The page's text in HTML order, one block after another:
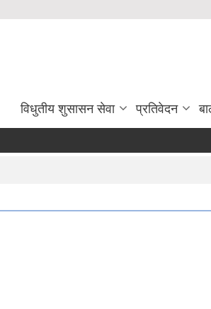
विधुतीय शुसासन सेवा प्रतिवेदन